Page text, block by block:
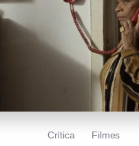
Crítica Filmes